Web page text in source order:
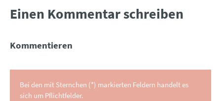
Einen Kommentar schreiben
Kommentieren
Bei den mit Sternchen (*) markierten Feldern handelt es
sich um Pflichtfelder.